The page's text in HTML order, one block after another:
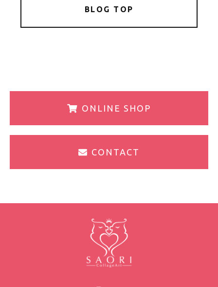
BLOG TOP
ONLINE SHOP
CONTACT